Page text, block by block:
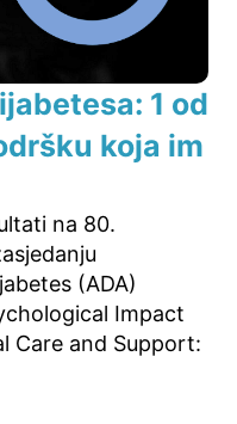
1 od
koja im
na 80.
(ADA)
Impact
Care and Support: